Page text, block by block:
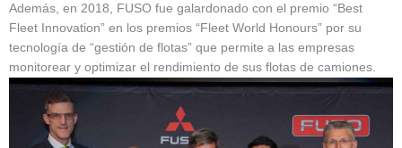
Además, en 2018, FUSO fue galardonado con el premio “Best
Fleet Innovation” en los premios “Fleet World Honours” por su
tecnología de “gestión de flotas” que permite a las empresas
monitorear y optimizar el rendimiento de sus flotas de camiones.